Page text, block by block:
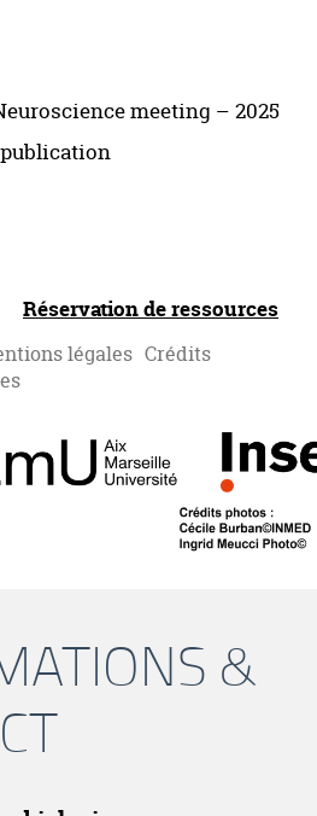
meeting – 2025
Réservation de ressources
légales Crédits
&